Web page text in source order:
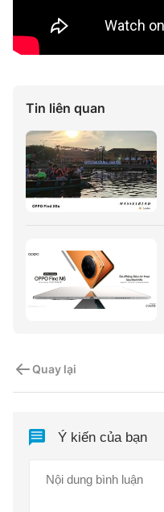
Tin liên quan
Quay lại
Ý kiến của bạn